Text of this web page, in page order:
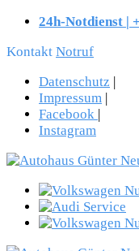
24h-Notdienst |
Kontakt Notruf
Datenschutz |
Impressum |
Facebook |
Instagram